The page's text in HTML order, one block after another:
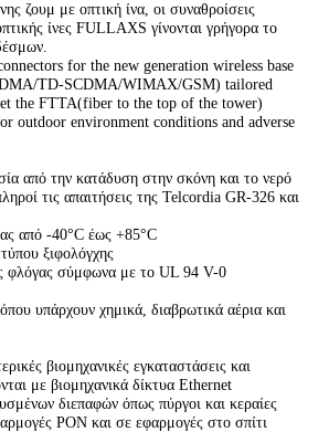
ζουμ με οπτική ίνα, οι συναθροίσεις
ίνες FULLAXS γίνονται γρήγορα το
for the new generation wireless base
TD-SCDMA/WIMAX/GSM) tailored
the FTTA(fiber to the top of the tower)
outdoor environment conditions and adverse
από την κατάδυση στην σκόνη και το νερό
τις απαιτήσεις της Telcordia GR-326 και
από -40°C έως +85°C
ξιφολόγχης
φλόγας σύμφωνα με το UL 94 V-0
υπάρχουν χημικά, διαβρωτικά αέρια και
βιομηχανικές εγκαταστάσεις και
με βιομηχανικά δίκτυα Ethernet
διεπαφών όπως πύργοι και κεραίες
PON και σε εφαρμογές στο σπίτι